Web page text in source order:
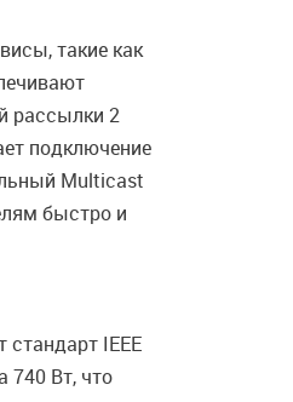
такие как
рассылки 2
подключение
Multicast
быстро и
IEEE
740 Вт, что